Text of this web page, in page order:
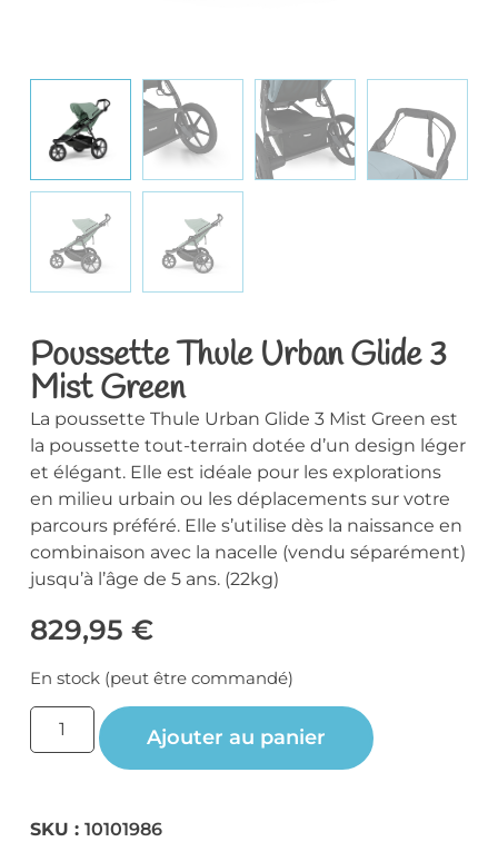
Poussette Thule Urban Glide 3
Mist Green
La poussette Thule Urban Glide 3 Mist Green est
la poussette tout-terrain dotée d’un design léger
et élégant. Elle est idéale pour les explorations
en milieu urbain ou les déplacements sur votre
parcours préféré. Elle s’utilise dès la naissance en
combinaison avec la nacelle (vendu séparément)
jusqu’à l’âge de 5 ans. (22kg)
829,95 €
En stock (peut être commandé)
Ajouter au panier
SKU : 10101986